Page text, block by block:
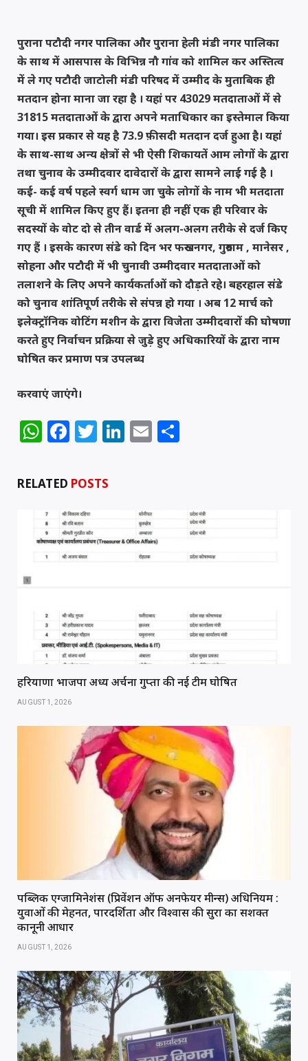
पुराना पटौदी नगर पालिका और पुराना हेली मंडी नगर पालिका
के साथ में आसपास के विभिन्न नौ गांव को शामिल कर अस्तित्व
में ले गए पटौदी जाटोली मंडी परिषद में उम्मीद के मुताबिक ही
मतदान होना माना जा रहा है । यहां पर 43029 मतदाताओं में से
31815 मतदाताओं के द्वारा अपने मताधिकार का इस्तेमाल किया
गया। इस प्रकार से यह है 73.9 फ़ीसदी मतदान दर्ज हुआ है। यहां
के साथ-साथ अन्य क्षेत्रों से भी ऐसी शिकायतें आम लोगों के द्वारा
तथा चुनाव के उम्मीदवार दावेदारों के द्वारा सामने लाई गई है ।
कई- कई वर्ष पहले स्वर्ग धाम जा चुके लोगों के नाम भी मतदाता
सूची में शामिल किए हुए हैं। इतना ही नहीं एक ही परिवार के
सदस्यों के वोट दो से तीन वार्ड में अलग-अलग तरीके से दर्ज किए
गए हैं । इसके कारण संडे को दिन भर फरुखनगर, गुरुग्राम , मानेसर ,
सोहना और पटौदी में भी चुनावी उम्मीदवार मतदाताओं को
तलाशने के लिए अपने कार्यकर्ताओं को दौड़ते रहे। बहरहाल संडे
को चुनाव शांतिपूर्ण तरीके से संपन्न हो गया । अब 12 मार्च को
इलेक्ट्रॉनिक वोटिंग मशीन के द्वारा विजेता उम्मीदवारों की घोषणा
करते हुए निर्वाचन प्रक्रिया से जुड़े हुए अधिकारियों के द्वारा नाम
घोषित कर प्रमाण पत्र उपलब्ध
करवाएं जाएंगे।
WhatsApp
Facebook
Twitter
LinkedIn
Email
RELATED POSTS
हरियाणा भाजपा अध्यक्ष अर्चना गुप्ता की नई टीम घोषित
AUGUST 1, 2026
पब्लिक एग्जामिनेशंस (प्रिवेंशन ऑफ अनफेयर मीन्स) अधिनियम :
युवाओं की मेहनत, पारदर्शिता और विश्वास की सुरक्षा का सशक्त
कानूनी आधार
AUGUST 1, 2026